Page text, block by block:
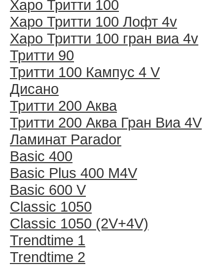
Харо Тритти 100
Харо Тритти 100 Лофт 4v
Харо Тритти 100 гран виа 4v
Тритти 90
Тритти 100 Кампус 4 V
Дисано
Тритти 200 Аква
Тритти 200 Аква Гран Виа 4V
Ламинат Parador
Basic 400
Basic Plus 400 M4V
Basic 600 V
Classic 1050
Classic 1050 (2V+4V)
Trendtime 1
Trendtime 2